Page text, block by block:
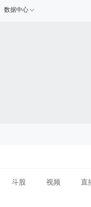
数据中心
斗股 视频 直